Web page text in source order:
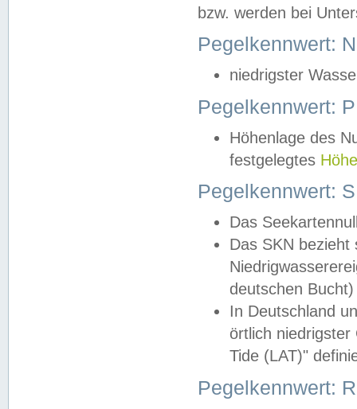
bzw. werden bei
Pegelkennwert:
niedrigster
Pegelkennwert:
Höhenlage des
festgelegtes
Pegelkennwert:
Das
Das SKN
deutschen
In Deutschland
örtlich
Tide (LAT)"
Pegelkennwert: